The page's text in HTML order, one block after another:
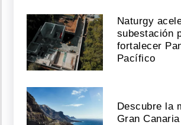
fallas
de
luz
Agosto
Naturgy
subestación
fortalecer
Pacífico
Descubre la
Gran Canaria